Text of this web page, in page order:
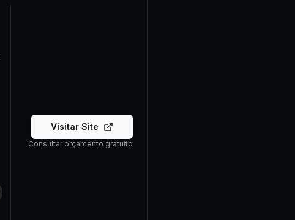
Visitar Site
Consultar orçamento gratuito